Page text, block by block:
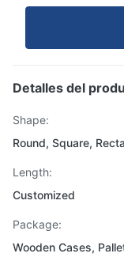
Detalles del
Shape:
Round, Square,
Length:
Customized
Package:
Wooden Cases,